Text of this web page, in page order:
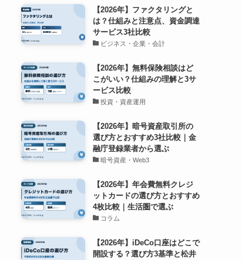
【2026年】ファクタリングと
は？仕組みと注意点、資金調達
サービス3社比較
ビジネス・企業・会計
【2026年】無料保険相談はど
こがいい？仕組みの理解と3サ
ービス比較
投資・資産運用
【2026年】暗号資産取引所の
選び方とおすすめ3社比較｜金
融庁登録業者から選ぶ
暗号資産・Web3
【2026年】年会費無料クレジ
ットカードの選び方とおすすめ
4枚比較｜生活圏で選ぶ
コラム
【2026年】iDeCo口座はどこで
開設する？選び方3基準と松井